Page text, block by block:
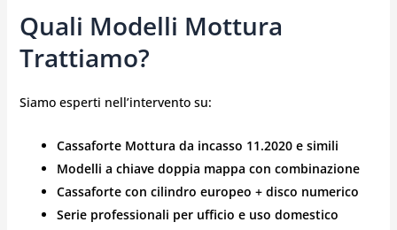
Quali Modelli Mottura
Trattiamo?
Siamo esperti nell’intervento su:
Cassaforte Mottura da incasso 11.2020 e simili
Modelli a chiave doppia mappa con combinazione
Cassaforte con cilindro europeo + disco numerico
Serie professionali per ufficio e uso domestico